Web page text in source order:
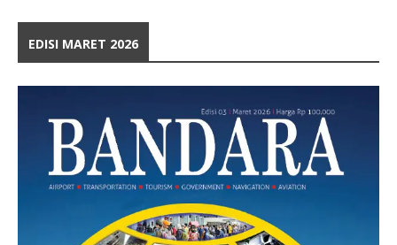
EDISI MARET 2026